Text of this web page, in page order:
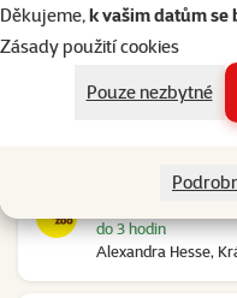
Děkujeme,k vašim datům se
Zásady použití cookies
Pouze nezbytné
Ovčáry 304, Ovčáry
Kozomín
Alexandra Hesse,
do 3 hodin